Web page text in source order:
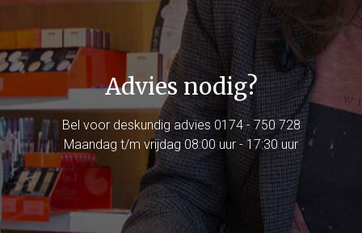
Advies nodig?
Bel voor deskundig advies 0174 - 750 728
Maandag t/m vrijdag 08:00 uur - 17:30 uur